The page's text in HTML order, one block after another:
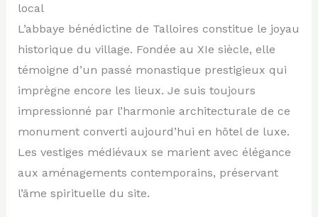
local
L’abbaye bénédictine de Talloires constitue le joyau
historique du village. Fondée au XIe siècle, elle
témoigne d’un passé monastique prestigieux qui
imprègne encore les lieux. Je suis toujours
impressionné par l’harmonie architecturale de ce
monument converti aujourd’hui en hôtel de luxe.
Les vestiges médiévaux se marient avec élégance
aux aménagements contemporains, préservant
l’âme spirituelle du site.